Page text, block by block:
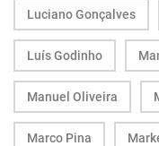
Luciano Gonçalves
Luís Godinho
Manuel Oliveira
Marco Pina